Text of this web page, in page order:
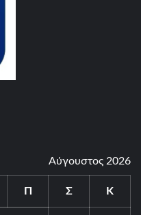
Αύγουστος 2026
Π Σ Κ